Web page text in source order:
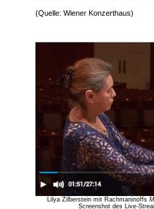
(Quelle: Wiener Konzerthaus)
Lilya Zilberstein mit Rachmaninoffs
Screenshot des Live-